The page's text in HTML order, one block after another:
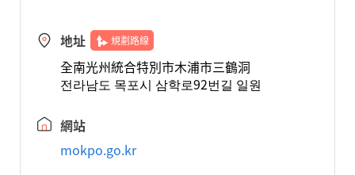
地址 規劃路線
全南光州統合特別市木浦市三鶴洞
전라남도 목포시 삼학로92번길 일원
網站
mokpo.go.kr